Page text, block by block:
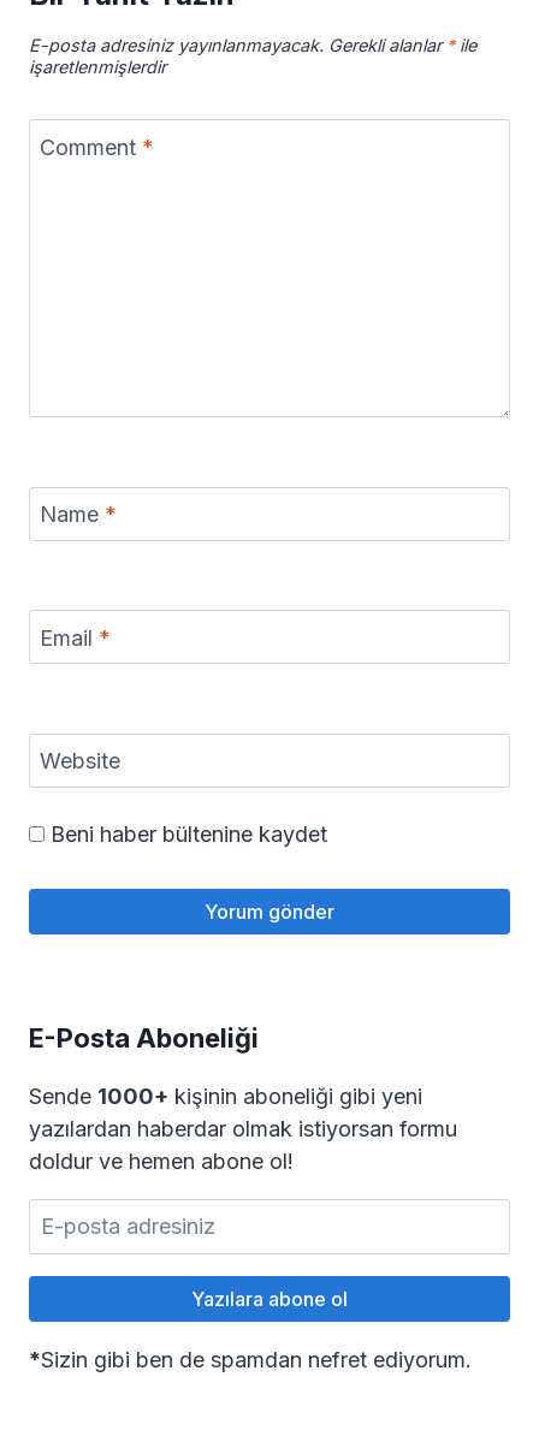
E-posta adresiniz yayınlanmayacak. Gerekli alanlar *ile
işaretlenmişlerdir
Comment *
Name *
Email *
Website
Beni haber bültenine kaydet
E-Posta Aboneliği
Sende 1000+ kişinin aboneliği gibi yeni
yazılardan haberdar olmak istiyorsan formu
doldur ve hemen abone ol!
*Sizin gibi ben de spamdan nefret ediyorum.